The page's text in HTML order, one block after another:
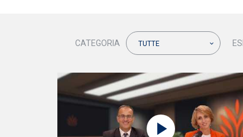
CATEGORIA TUTTE